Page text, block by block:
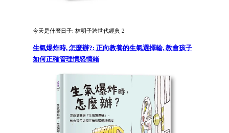
今天是什麼日子: 林明子跨世代經典 2
生氣爆炸時, 怎麼辦?: 正向教養的生氣選擇輪, 教會孩子
如何正確管理憤怒情緒